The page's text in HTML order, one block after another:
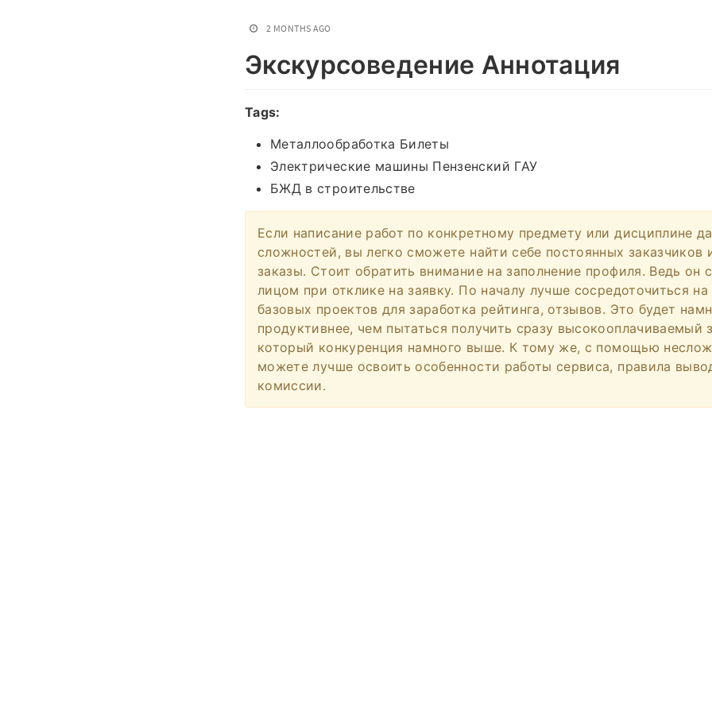
2 MONTHS AGO
Экскурсоведение Аннотация
Tags:
Металлообработка Билеты
Электрические машины Пензенский ГАУ
БЖД в строительстве
Если написание работ по конкретному предмету или дисциплине
сложностей, вы легко сможете найти себе постоянных заказчиков
заказы. Стоит обратить внимание на заполнение профиля. Ведь он
лицом при отклике на заявку. По началу лучше сосредоточиться
базовых проектов для заработка рейтинга, отзывов. Это будет
продуктивнее, чем пытаться получить сразу высокооплачиваемый
который конкуренция намного выше. К тому же, с помощью
можете лучше освоить особенности работы сервиса, правила
комиссии.